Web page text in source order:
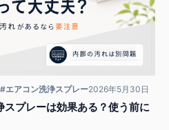
#エアコン洗浄スプレー2026年5月30日
スプレーは効果ある？使う前に